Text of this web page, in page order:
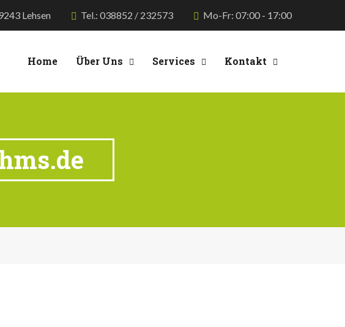
Lehsen Tel.: 038852 / 232573 Mo-Fr: 07:00 - 17:00
Home Über Uns Services Kontakt